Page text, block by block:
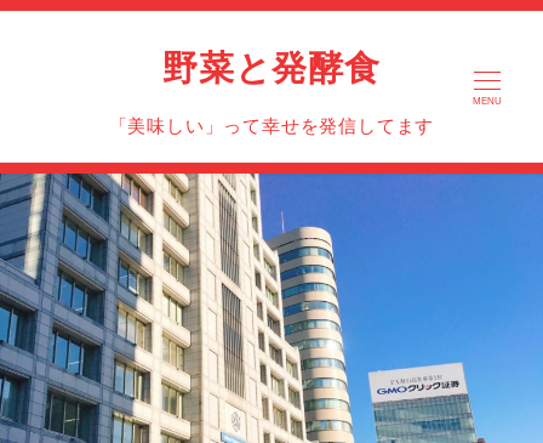
野菜と発酵食
「美味しい」って幸せを発信してます
MENU